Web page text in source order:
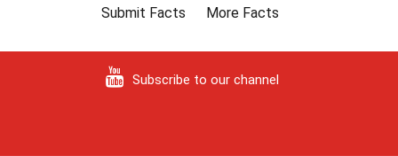
Submit Facts
More Facts
Subscribe to our channel